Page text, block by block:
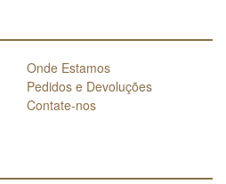
Onde Estamos
Pedidos e Devoluções
Contate-nos